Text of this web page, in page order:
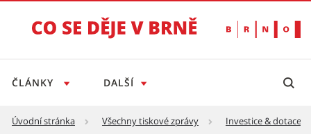
ČLÁNKY DALŠÍ
Úvodní stránka Všechny tiskové zprávy Investice & dotace